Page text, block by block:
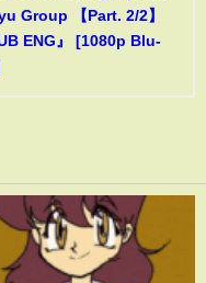
Group 【Part. 2/2】
ENG』 [1080p Blu-